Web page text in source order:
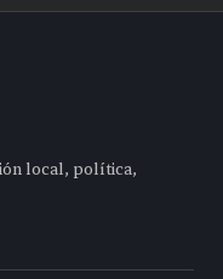
local, política,